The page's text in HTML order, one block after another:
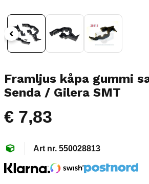
Framljus kåpa gummi
Senda / Gilera SMT
€ 7,83
550028813